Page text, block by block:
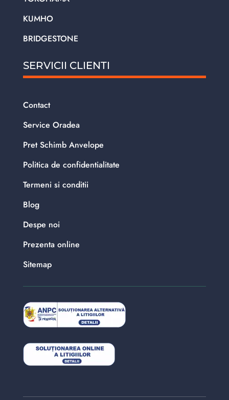
KUMHO
BRIDGESTONE
SERVICII CLIENTI
Contact
Service Oradea
Pret Schimb Anvelope
Politica de confidentialitate
Termeni si conditii
Blog
Despe noi
Prezenta online
Sitemap